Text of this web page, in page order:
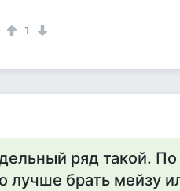
1
ряд такой. По
лучше брать мейзу